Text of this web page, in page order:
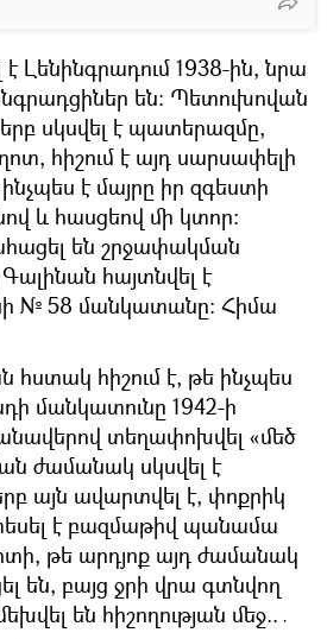
Լենինգրադում 1938-ին, նրա
են։ Պետուխովան
սկսվել է պատերազմը,
հիշում է այդ սարսափելի
է մայրը իր զգեստի
և հասցեով մի կտոր:
են շրջափակման
հայտնվել է
№ 58 մանկատանը։ Հիմա
հիշում է, թե ինչպես
մանկատունը 1942-ի
տեղափոխվել «մեծ
ժամանակ սկսվել է
այն ավարտվել է, փոքրիկ
է բազմաթիվ պանամա
թե արդյոք այդ ժամանակ
են, բայց ջրի վրա գտնվող
են հիշողության մեջ..․